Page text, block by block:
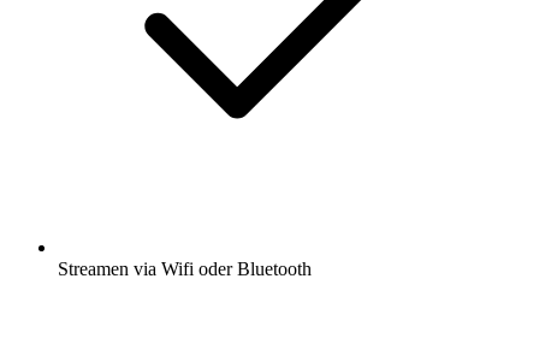
Streamen via Wifi oder Bluetooth